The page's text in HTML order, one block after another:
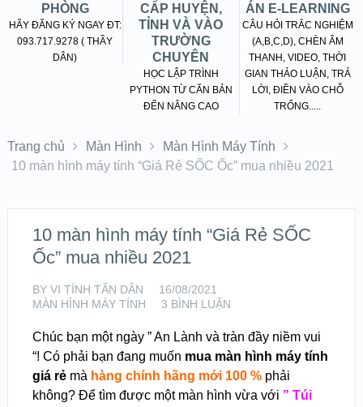
PHÒNG
HÃY ĐĂNG KÝ NGAY ĐT:
093.717.9278 ( THẦY
DÂN)
CẤP HUYỆN,
TỈNH VÀ VÀO
TRƯỜNG
CHUYÊN
HỌC LẬP TRÌNH
PYTHON TỪ CĂN BẢN
ĐẾN NÂNG CAO
ÁN E-LEARNING
CÂU HỎI TRẮC NGHIỆM
(A,B,C,D), CHÈN ÂM
THANH, VIDEO, THỜI
GIAN THẢO LUẬN, TRẢ
LỜI, ĐIỀN VÀO CHỖ
TRỐNG.....
Trang chủ Màn Hình
Màn Hình Máy Tính
10 màn hình máy tính “Giá Rẻ SỐC Ốc” mua nhiều 2021
10 màn hình máy tính “Giá Rẻ SỐC
Ốc” mua nhiều 2021
BY VI TÍNH TẤN DÂN
16/08/2021
MÀN HÌNH MÁY TÍNH
3 BÌNH LUẬN
Chúc bạn một ngày ” An Lành và tràn đầy niềm vui
“! Có phải bạn đang muốn mua màn hình máy tính
giá rẻmà hàng chính hãng mới 100 %phải
không? Để tìm được một màn hình vừa với ” Túi